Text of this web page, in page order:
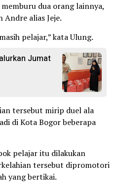
dua orang lainnya,
Andre alias Jeje.
pelajar,” kata Ulung.
Jumat
tersebut mirip duel ala
di Kota Bogor beberapa
pelajar itu dilakukan
tersebut dipromotori
yang bertikai.